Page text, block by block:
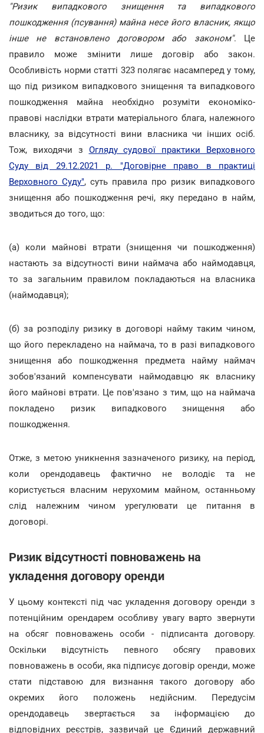
"Ризик випадкового знищення та випадкового
пошкодження (псування) майна несе його власник, якщо
інше не встановлено договором або законом". Це
правило може змінити лише договір або закон.
Особливість норми статті 323 полягає насамперед у тому,
що під ризиком випадкового знищення та випадкового
пошкодження майна необхідно розуміти економіко-
правові наслідки втрати матеріального блага, належного
власнику, за відсутності вини власника чи інших осіб.
Тож, виходячи з Огляду судової практики Верховного
Суду від 29.12.2021 р. "Договірне право в практиці
Верховного Суду", суть правила про ризик випадкового
знищення або пошкодження речі, яку передано в найм,
зводиться до того, що:
(а) коли майнові втрати (знищення чи пошкодження)
настають за відсутності вини наймача або наймодавця,
то за загальним правилом покладаються на власника
(наймодавця);
(б) за розподілу ризику в договорі найму таким чином,
що його перекладено на наймача, то в разі випадкового
знищення або пошкодження предмета найму наймач
зобов'язаний компенсувати наймодавцю як власнику
його майнові втрати. Це пов'язано з тим, що на наймача
покладено ризик випадкового знищення або
пошкодження.
Отже, з метою уникнення зазначеного ризику, на період,
коли орендодавець фактично не володіє та не
користується власним нерухомим майном, останньому
слід належним чином урегулювати це питання в
договорі.
Ризик відсутності повноважень на
укладення договору оренди
У цьому контексті під час укладення договору оренди з
потенційним орендарем особливу увагу варто звернути
на обсяг повноважень особи - підписанта договору.
Оскільки відсутність певного обсягу правових
повноважень в особи, яка підписує договір оренди, може
стати підставою для визнання такого договору або
окремих його положень недійсним. Передусім
орендодавець звертається за інформацією до
відповідних реєстрів, зазвичай це Єдиний державний